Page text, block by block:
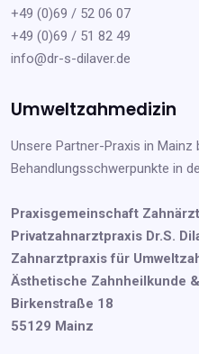
+49 (0)69 / 52 06 07
+49 (0)69 / 51 82 49
info@dr-s-dilaver.de
Umweltzahmedizin
Unsere Partner-Praxis in Mainz
Behandlungsschwerpunkte in
Praxisgemeinschaft
Privatzahnarztpraxis Dr.S.
Zahnarztpraxis für
Ästhetische Zahnheilkunde
Birkenstraße 18
55129 Mainz